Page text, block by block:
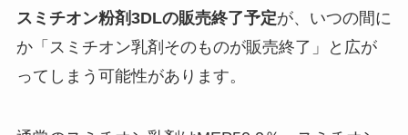
スミチオン粉剤3DLの販売終了予定が、いつの間に
か「スミチオン乳剤そのものが販売終了」と広が
ってしまう可能性があります。